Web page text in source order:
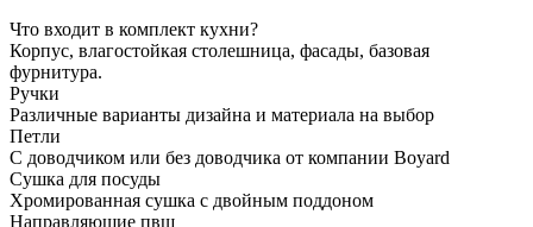
Что входит в комплект кухни?
Корпус, влагостойкая столешница, фасады, базовая
фурнитура.
Ручки
Различные варианты дизайна и материала на выбор
Петли
С доводчиком или без доводчика от компании Boyard
Сушка для посуды
Хромированная сушка с двойным поддоном
Направляющие пвш